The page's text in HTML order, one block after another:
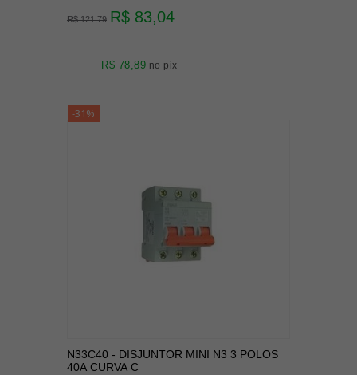
R$ 121,79 R$ 83,04
R$ 78,89 no pix
-31%
N33C40 - DISJUNTOR MINI N3 3 POLOS
40A CURVA C